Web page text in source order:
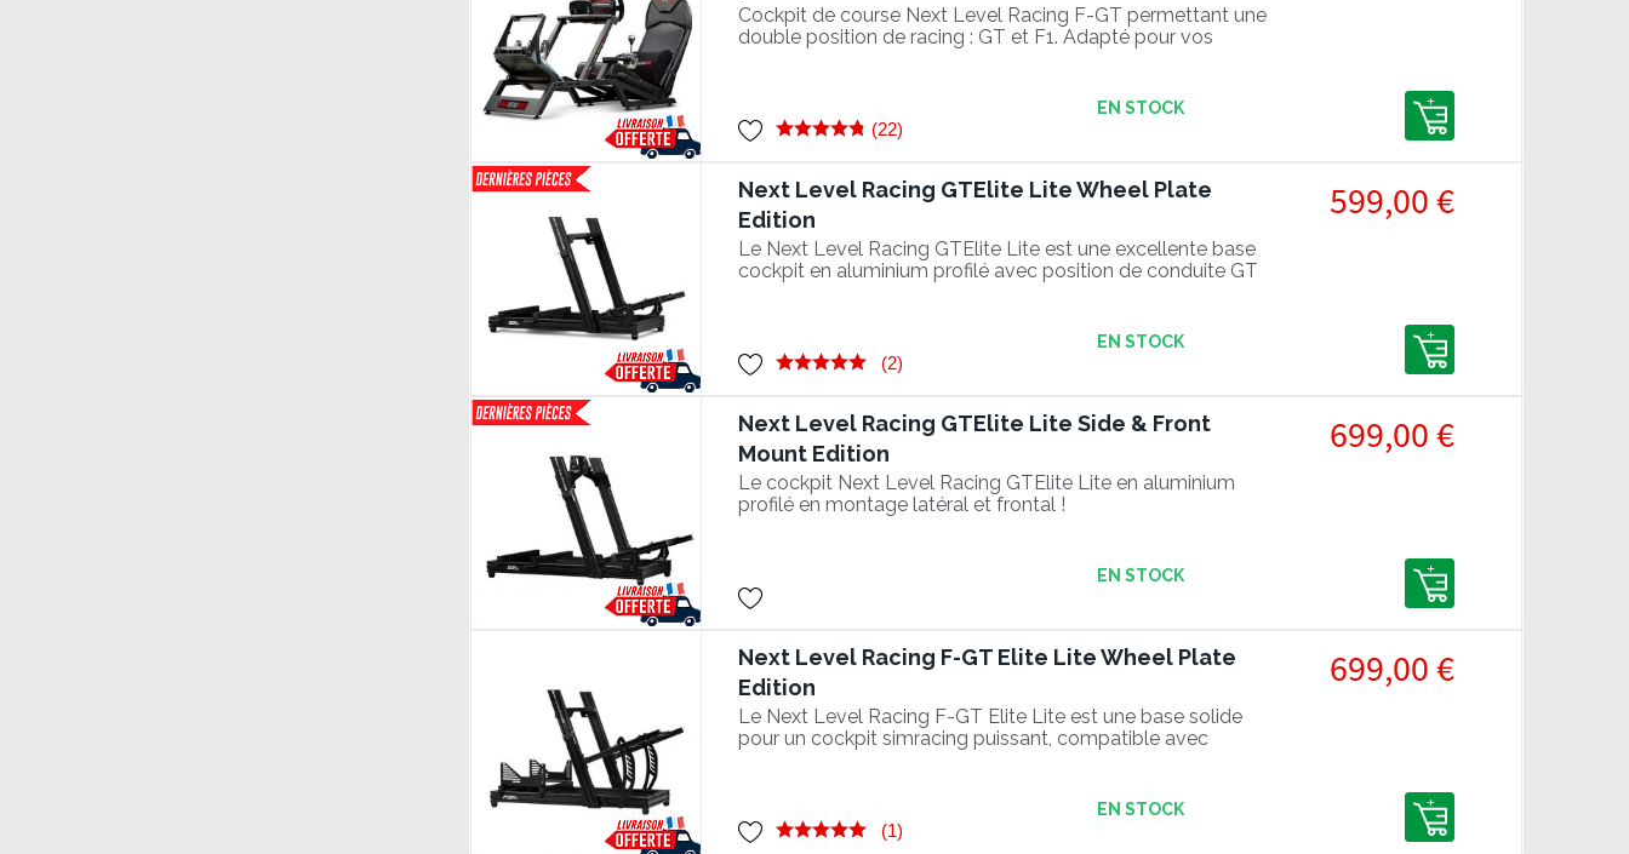
Cockpit de course Next Level Racing F-GT permettant une
double position de racing : GT et F1. Adapté pour vos
(22)
EN STOCK
Next Level Racing GTElite Lite Wheel Plate
Edition
Le Next Level Racing GTElite Lite est une excellente base
cockpit en aluminium profilé avec position de conduite GT
599,00 €
(2)
EN STOCK
Next Level Racing GTElite Lite Side & Front
Mount Edition
Le cockpit Next Level Racing GTElite Lite en aluminium
profilé en montage latéral et frontal !
699,00 €
EN STOCK
Next Level Racing F-GT Elite Lite Wheel Plate
Edition
Le Next Level Racing F-GT Elite Lite est une base solide
pour un cockpit simracing puissant, compatible avec
699,00 €
(1)
EN STOCK